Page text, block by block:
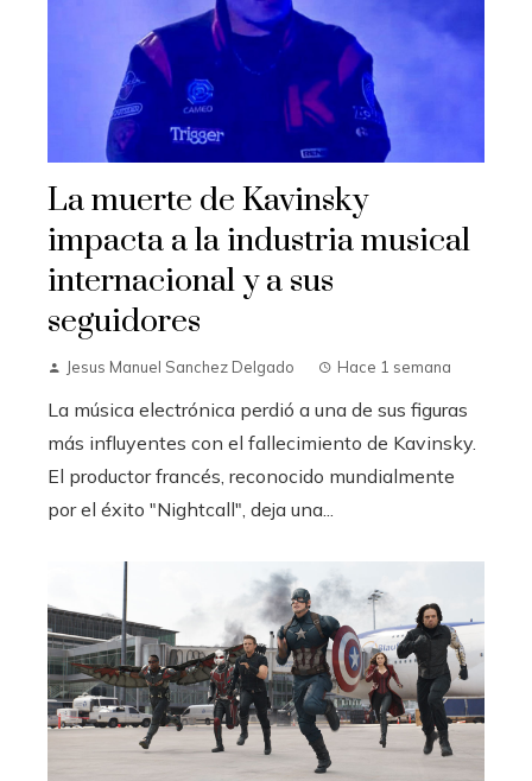
La muerte de Kavinsky
impacta a la industria musical
internacional y a sus
seguidores
Jesus Manuel Sanchez Delgado Hace 1 semana
La música electrónica perdió a una de sus figuras
más influyentes con el fallecimiento de Kavinsky.
El productor francés, reconocido mundialmente
por el éxito "Nightcall", deja una...